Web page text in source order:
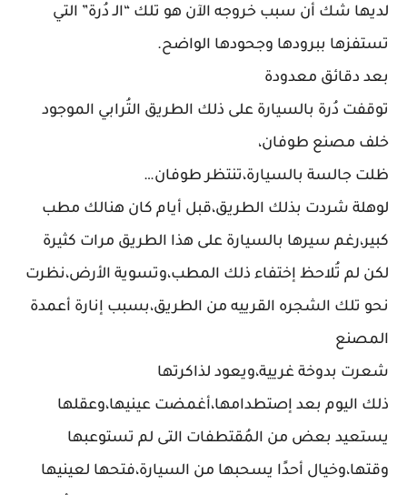
لديها شك أن سبب خروجه الآن هو تلك “الـ دُرة” التي
تستفزها ببرودها وجحودها الواضح.
بعد دقائق معدودة
توقفت دُرة بالسيارة على ذلك الطريق التُرابي الموجود
خلف مصنع طوفان،
ظلت جالسة بالسيارة،تنتظر طوفان…
لوهلة شردت بذلك الطريق،قبل أيام كان هنالك مطب
كبير،رغم سيرها بالسيارة على هذا الطريق مرات كثيرة
لكن لم تُلاحظ إختفاء ذلك المطب،وتسوية الأرض،نظرت
نحو تلك الشجره القرييه من الطريق،بسبب إنارة أعمدة
المصنع
شعرت بدوخة غريية،ويعود لذاكرتها
ذلك اليوم بعد إصتطدامها،أغمضت عينيها،وعقلها
يستعيد بعض من المُقتطفات التى لم تستوعبها
وقتها،وخيال أحدًا يسحبها من السيارة،فتحها لعينيها